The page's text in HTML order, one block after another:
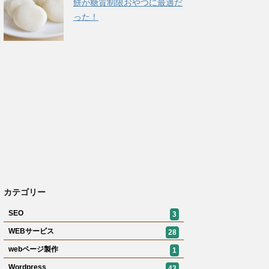
餅が糖質制限おやつに最適だ
った！
カテゴリー
SEO
3
WEBサービス
28
webページ製作
1
Wordpress